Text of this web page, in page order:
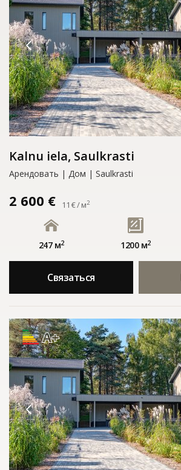
Kalnu iela, Saulkrasti
Арендовать | Дом | Saulkrasti
2 600 € 11 € / м2
247 м2 1200 м2
Связаться
A+